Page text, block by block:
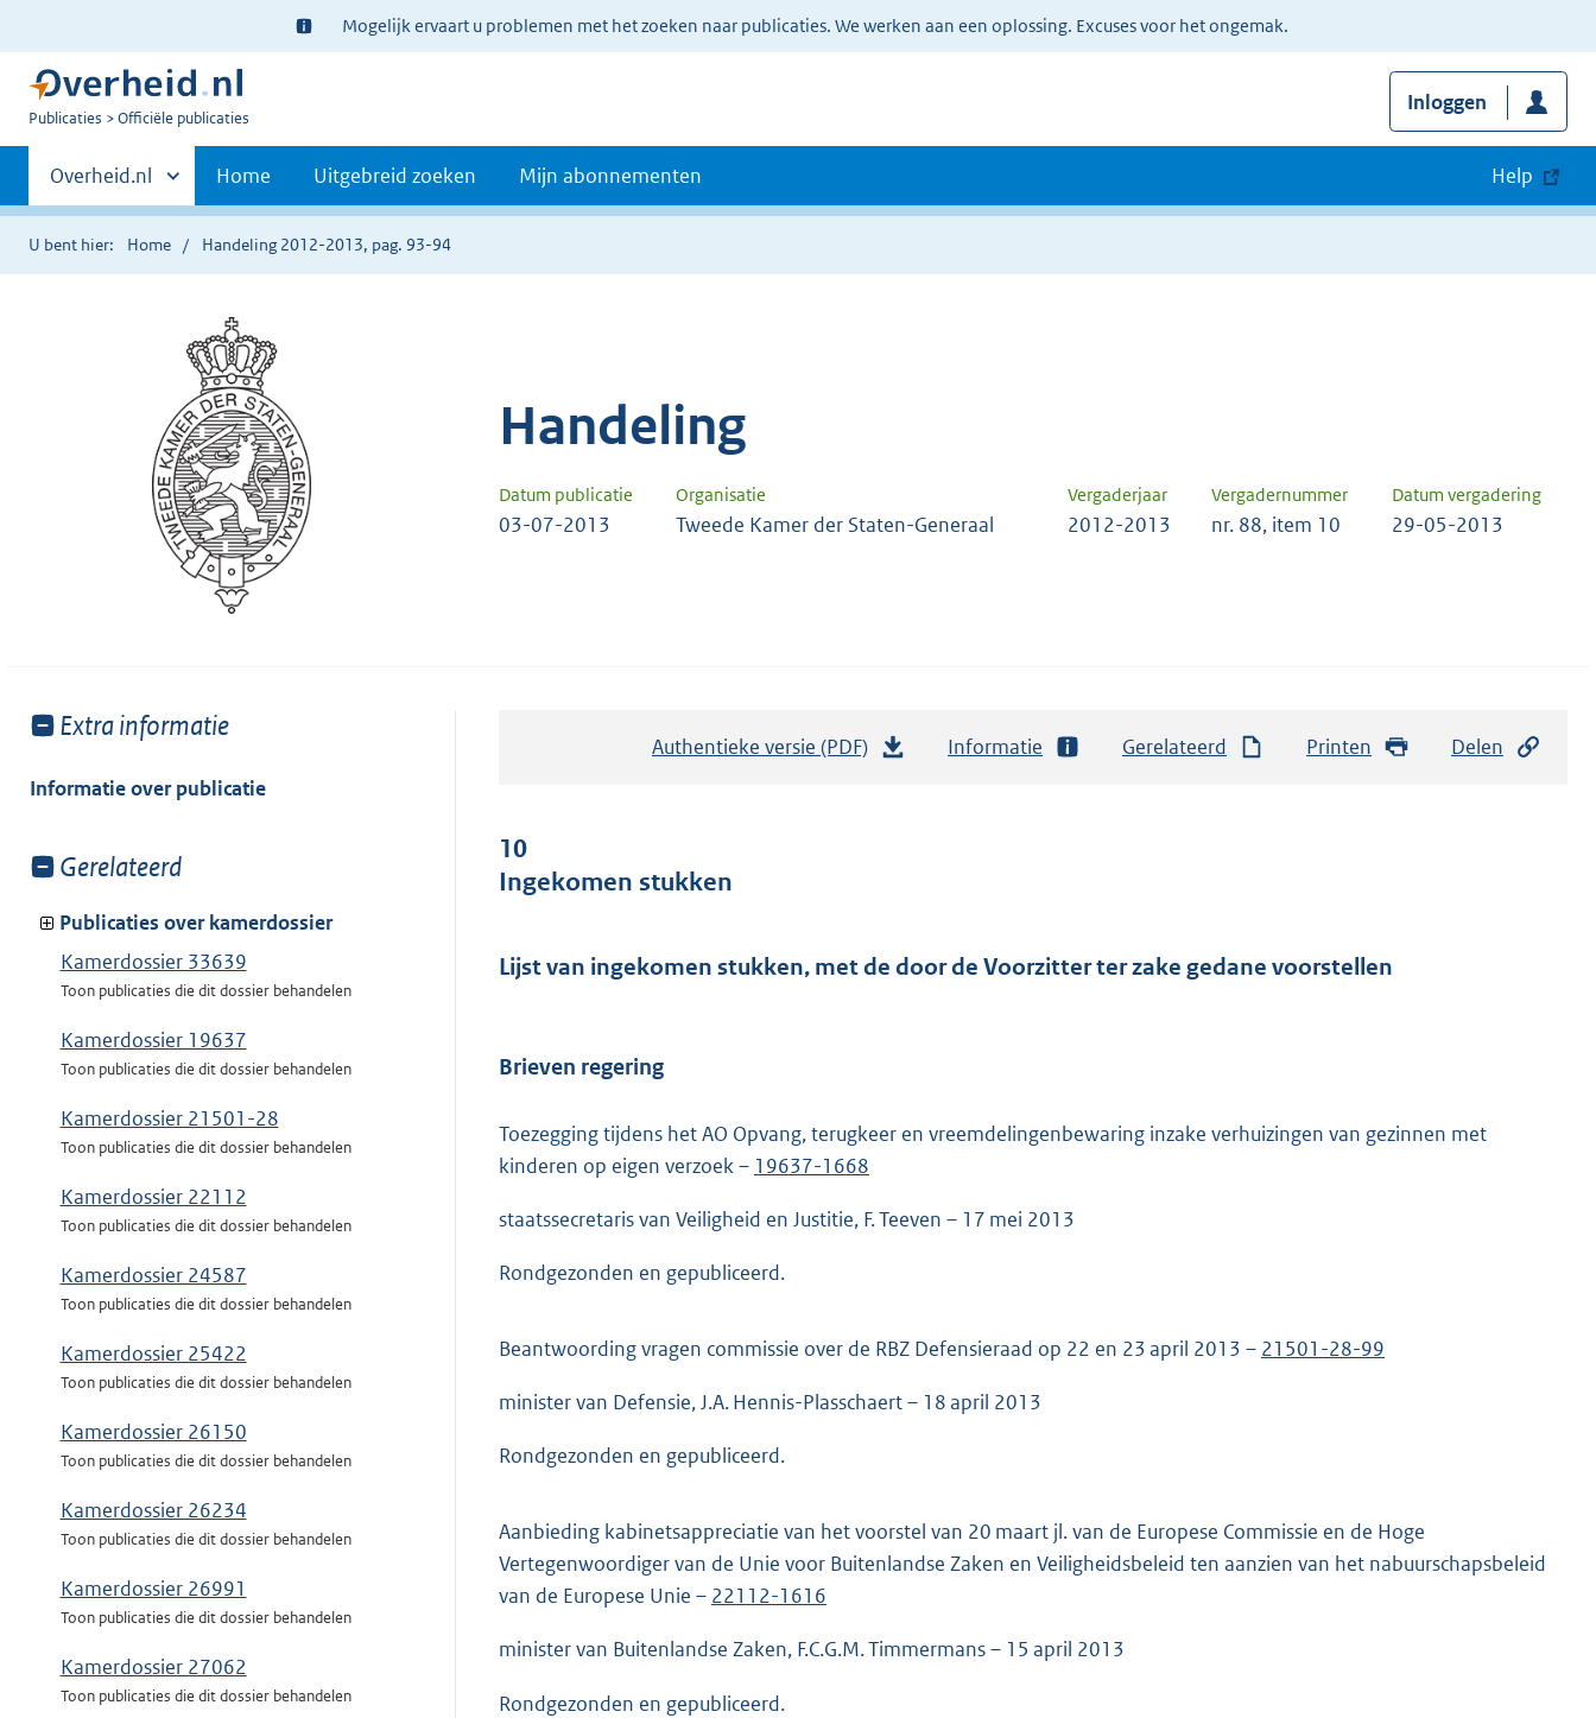
Ter
informatie:
Mogelijk ervaart u problemen met het zoeken naar publicaties. We werken aan een oplossing. Excuses voor het ongemak.
U
Publicaties Officiële publicaties
Inloggen
Primaire
navigatie
Andere
sites
binnen
Overheid.nl Home Uitgebreid zoeken Mijn abonnementen Help
U bent hier: Home Handeling 2012-2013, pag. 93-94
Handeling
Datum publicatie Organisatie Vergaderjaar Vergadernummer Datum vergadering
03-07-2013 Tweede Kamer der Staten-Generaal 2012-2013 nr. 88, item 10 29-05-2013
Toon
van:
Extra informatie
Informatie over publicatie
Toon
van:
Gerelateerd
Publicaties over kamerdossier
Kamerdossier 33639
Toon publicaties die dit dossier behandelen
Kamerdossier 19637
Toon publicaties die dit dossier behandelen
Kamerdossier 21501-28
Toon publicaties die dit dossier behandelen
Kamerdossier 22112
Toon publicaties die dit dossier behandelen
Kamerdossier 24587
Toon publicaties die dit dossier behandelen
Kamerdossier 25422
Toon publicaties die dit dossier behandelen
Kamerdossier 26150
Toon publicaties die dit dossier behandelen
Kamerdossier 26234
Toon publicaties die dit dossier behandelen
Kamerdossier 26991
Toon publicaties die dit dossier behandelen
Kamerdossier 27062
Toon publicaties die dit dossier behandelen
Authentieke versie (PDF)
s
t
:
b
Informatie Gerelateerd Printen Delen
10
Ingekomen stukken
Lijst van ingekomen stukken, met de door de Voorzitter ter zake gedane voorstellen
Brieven regering
Toezegging tijdens het AO Opvang, terugkeer en vreemdelingenbewaring inzake verhuizingen van gezinnen met
kinderen op eigen verzoek – 19637-1668
staatssecretaris van Veiligheid en Justitie, F. Teeven – 17 mei 2013
Rondgezonden en gepubliceerd.
Beantwoording vragen commissie over de RBZ Defensieraad op 22 en 23 april 2013 – 21501-28-99
minister van Defensie, J.A. Hennis-Plasschaert – 18 april 2013
Rondgezonden en gepubliceerd.
Aanbieding kabinetsappreciatie van het voorstel van 20 maart jl. van de Europese Commissie en de Hoge
Vertegenwoordiger van de Unie voor Buitenlandse Zaken en Veiligheidsbeleid ten aanzien van het nabuurschapsbeleid
van de Europese Unie – 22112-1616
minister van Buitenlandse Zaken, F.C.G.M. Timmermans – 15 april 2013
Rondgezonden en gepubliceerd.